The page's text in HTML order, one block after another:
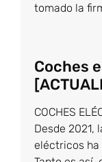
tomado la
Coches
COCHES
Desde 2021,
eléctricos